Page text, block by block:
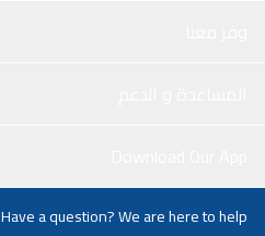
Have a question? We are here to help.